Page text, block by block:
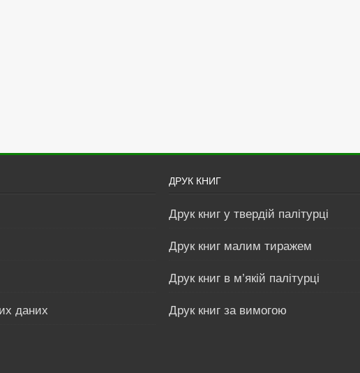
даних
ДРУК КНИГ
Друк книг у твердій палітурці
Друк книг малим тиражем
Друк книг в м’якій палітурці
Друк книг за вимогою